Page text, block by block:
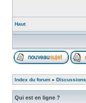
Haut
Index du forum »
Qui est en ligne ?